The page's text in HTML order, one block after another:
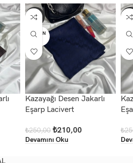
-16%
TÜKEN
DI
Kazayağı Desen Jakarlı
Eşarp Lacivert
₺250,00 ₺210,00
Devamını Oku
-
₺